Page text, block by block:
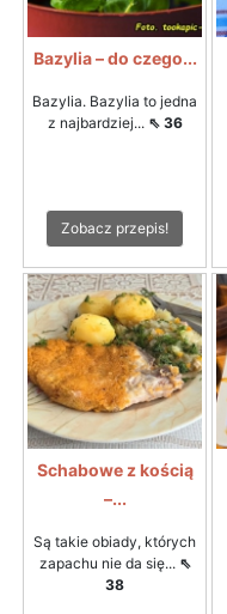
Bazylia – do czego...
Bazylia. Bazylia to jedna
z najbardziej... ⇖ 36
Zobacz przepis!
Schabowe z kością
–...
Są takie obiady, których
zapachu nie da się... ⇖
38